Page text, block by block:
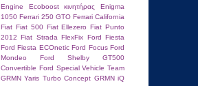
Engine
Ecoboost κινητήρας
Enigma
1050 Ferrari 250 GTO Ferrari California
Fiat Fiat 500 Fiat Ellezero Fiat Punto
2012 Fiat Strada FlexFix Ford Fiesta
Ford Fiesta ECOnetic Ford Focus Ford
Mondeo
Ford Shelby GT500
Convertible Ford Special Vehicle Team
GRMN Yaris Turbo Concept GRMN iQ